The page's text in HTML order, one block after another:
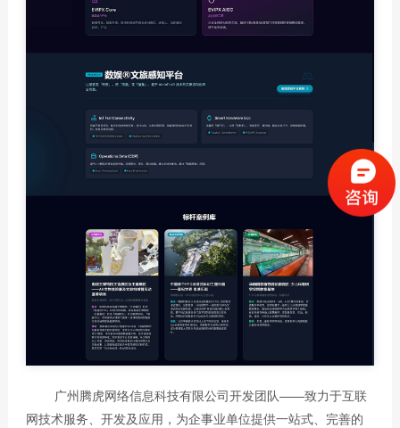
广州腾虎网络信息科技有限公司开发团队——致力于互联
网技术服务、开发及应用，为企事业单位提供一站式、完善的